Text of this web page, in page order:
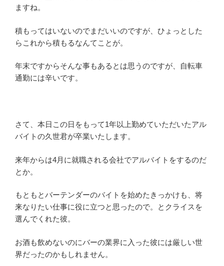
ますね。
積もってはいないのでまだいいのですが、ひょっとした
らこれから積もるなんてことが。
年末ですからそんな事もあるとは思うのですが、自転車
通勤には辛いです。
さて、本日この日をもって1年以上勤めていただいたアル
バイトの久世君が卒業いたします。
来年からは4月に就職される会社でアルバイトをするのだ
とか。
もともとバーテンダーのバイトを始めたきっかけも、将
来なりたい仕事に役に立つと思ったので。とクライスを
選んでくれた彼。
お酒も飲めないのにバーの業界に入った彼には厳しい世
界だったのかもしれません。